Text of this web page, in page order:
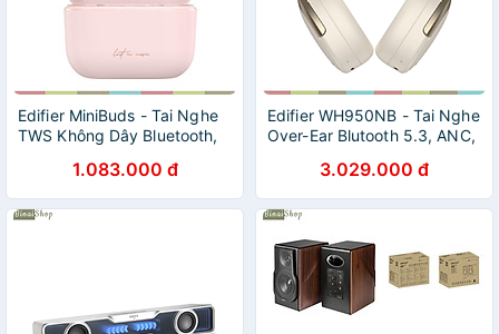
Edifier MiniBuds - Tai Nghe
TWS Không Dây Bluetooth,
Nước, Đàm Thoại, Sử Dụng
24h- Hàng chính hãng
1.083.000 đ
Edifier WH950NB - Tai Nghe
Over-Ear Blutooth 5.3, ANC,
40mm, Sử Dụng 55 Giờ-
Hàng chính hãng
3.029.000 đ